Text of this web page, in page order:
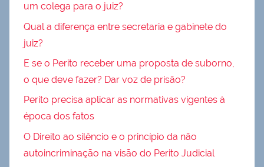
um colega para o juiz?
Qual a diferença entre secretaria e gabinete do
juiz?
E se o Perito receber uma proposta de suborno,
o que deve fazer? Dar voz de prisão?
Perito precisa aplicar as normativas vigentes à
época dos fatos
O Direito ao silêncio e o princípio da não
autoincriminação na visão do Perito Judicial